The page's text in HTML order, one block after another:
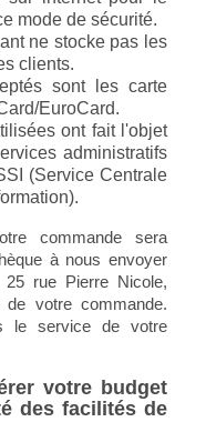
mode de sécurité.
ne stocke pas les
clients.
sont les carte
EuroCard.
ont fait l'objet
administratifs
(Service Centrale
commande sera
à nous envoyer
rue Pierre Nicole,
votre commande.
le service de votre
votre budget
des facilités de